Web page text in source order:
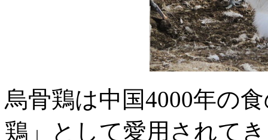
烏骨鶏は中国4000年の
鶏」として愛用されて